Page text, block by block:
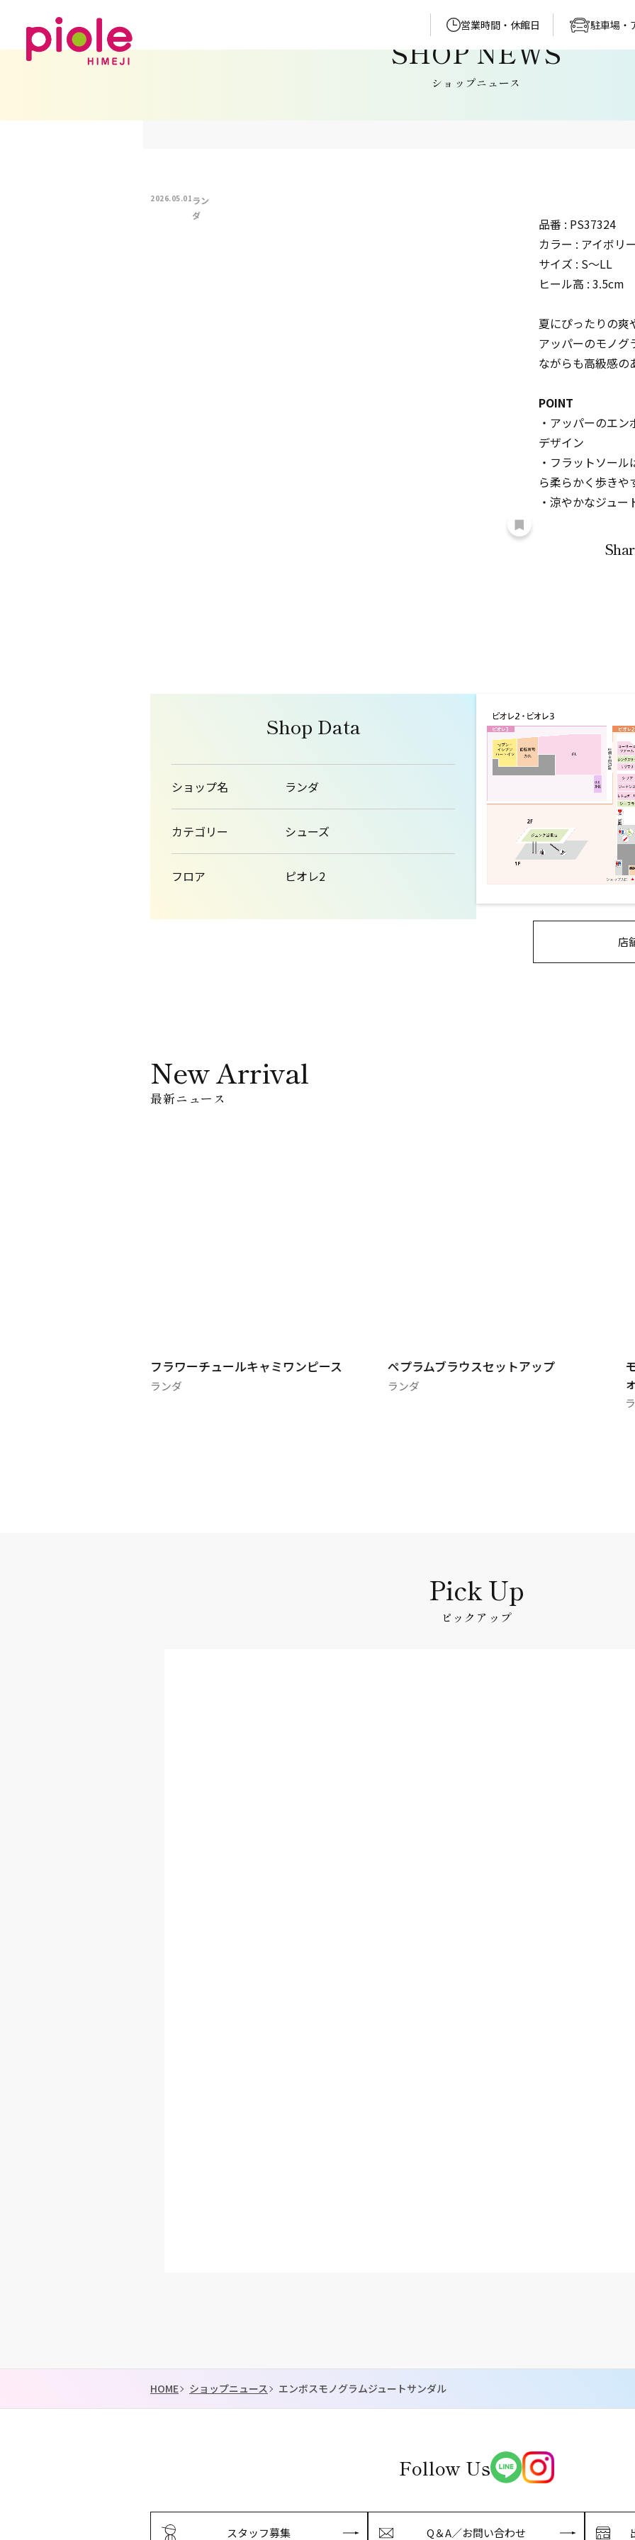
営業時間・休館日 駐車場・
ショップニュース
2026.05.01ラン
ダ
品番 : PS37324
カラー : アイボリ
サイズ : S〜LL
ヒール高 : 3.5cm
夏にぴったりの爽
アッパーのモノグ
ながらも高級感の
POINT
・アッパーのエ
デザイン
・フラットソー
ら柔らかく歩きや
・涼やかなジュー
Shop Data
ショップ名 ランダ
カテゴリー シューズ
フロア ピオレ2
店
New Arrival
最新ニュース
フラワーチュールキャミワンピース
ランダ
ペプラムブラウスセットアップ
ランダ
ピックアップ
HOME ショップニュース エンボスモノグラムジュートサンダル
Follow Us
スタッフ募集 Q＆A／お問い合わせ